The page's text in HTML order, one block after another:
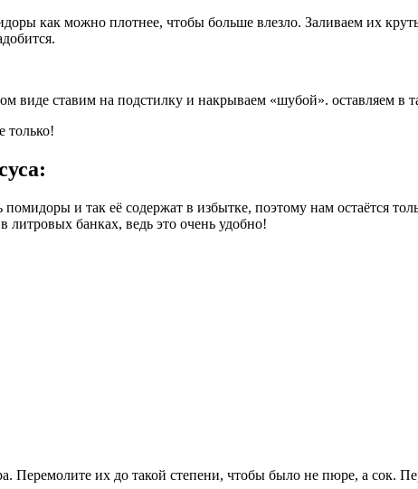
как можно плотнее, чтобы больше влезло. Заливаем их
ставим на подстилку и накрываем «шубой». оставляем в
только!
и так её содержат в избытке, поэтому нам остаётся
банках, ведь это очень удобно!
Перемолите их до такой степени, чтобы было не пюре, а сок.